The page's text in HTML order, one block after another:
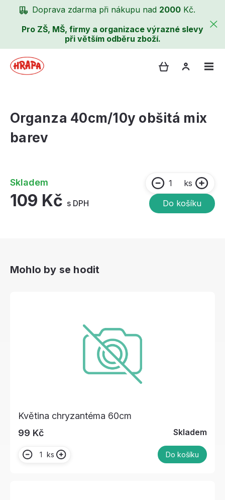
Doprava zdarma při nákupu nad 2000 Kč.
Pro ZŠ, MŠ, firmy a organizace výrazné slevy
při větším odběru zboží.
Organza 40cm/10y obšitá mix
barev
Skladem
109 Kč s DPH
ks
Do košíku
Mohlo by se hodit
Květina chryzantéma 60cm
99 Kč
Skladem
ks Do košíku